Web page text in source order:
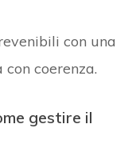
con una
coerenza.
gestire il